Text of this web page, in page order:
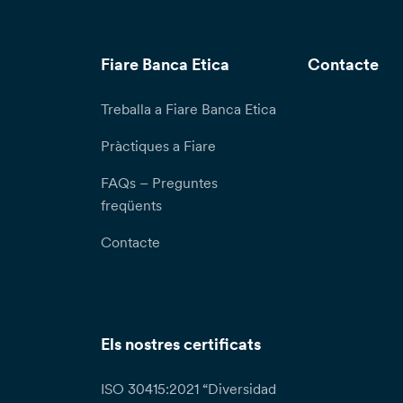
Fiare Banca Etica
Treballa a Fiare Banca Etica
Pràctiques a Fiare
FAQs – Preguntes
freqüents
Contacte
Contacte
Els nostres certificats
ISO 30415:2021 “Diversidad